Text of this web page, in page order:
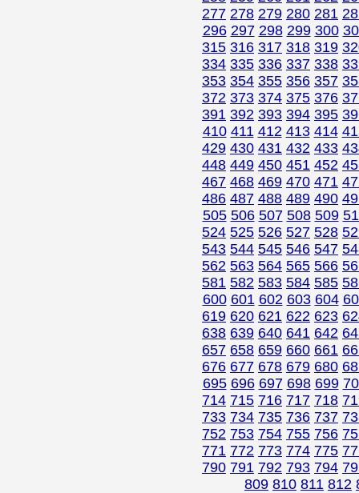
277 278 279 280 281
296 297 298 299 300
315 316 317 318 319
334 335 336 337 338
353 354 355 356 357
372 373 374 375 376
391 392 393 394 395
410 411 412 413 414
429 430 431 432 433
448 449 450 451 452
467 468 469 470 471
486 487 488 489 490
505 506 507 508 509
524 525 526 527 528
543 544 545 546 547
562 563 564 565 566
581 582 583 584 585
600 601 602 603 604
619 620 621 622 623
638 639 640 641 642
657 658 659 660 661
676 677 678 679 680
695 696 697 698 699
714 715 716 717 718
733 734 735 736 737
752 753 754 755 756
771 772 773 774 775
790 791 792 793 794
809 810 811 812